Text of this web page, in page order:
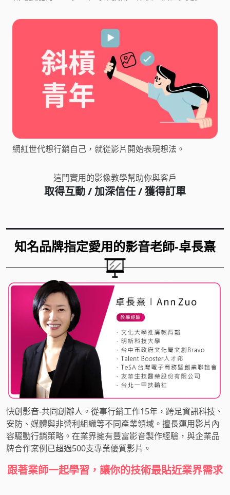
網紅世代想行銷自己，就從影片開始表現想法。
這門實用的影像教學幫助你與客戶
取得互動 / 加深信任 / 獲得訂單
知名品牌指定愛用的影音老師-卓長熹
快創影音-共同創辦人。從事行銷工作15年，跨足資訊科技、
安防、媒體與非營利組織等不同產業領域。擅長運用影片內
容驅動行銷策略。在業界擁有豐富影音製作經驗，與企業品
牌合作案例已超過500支專業優質影片。
跟著業師一起學習， 讓你的技術最貼近業界需求